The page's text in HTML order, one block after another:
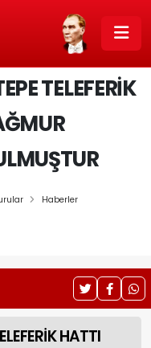
TELEFERİK
Haberler
HATTI